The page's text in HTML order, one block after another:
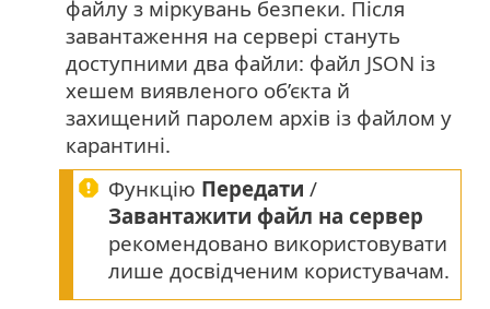
файлу з міркувань безпеки. Після
завантаження на сервері стануть
доступними два файли: файл JSON із
хешем виявленого об’єкта й
захищений паролем архів із файлом у
карантині.
Функцію Передати /
Завантажити файл на сервер
рекомендовано використовувати
лише досвідченим користувачам.